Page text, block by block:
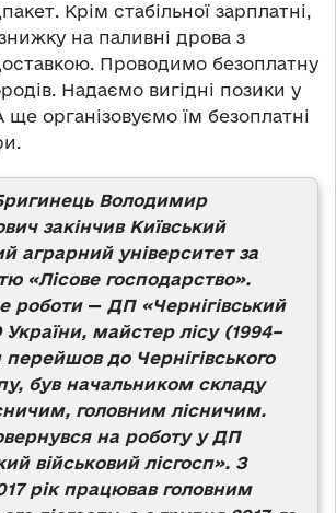
Крім стабільної зарплатні,
на паливні дрова з
Проводимо безоплатну
Надаємо вигідні позики у
ще організовуємо їм безоплатні
Володимир
закінчив Київський
аграрний університет за
«Лісове господарство».
роботи — ДП «Чернігівський
майстер лісу (1994–
до Чернігівського
був начальником складу
головним лісничим.
на роботу у ДП
військовий лісгосп». З
рік працював головним